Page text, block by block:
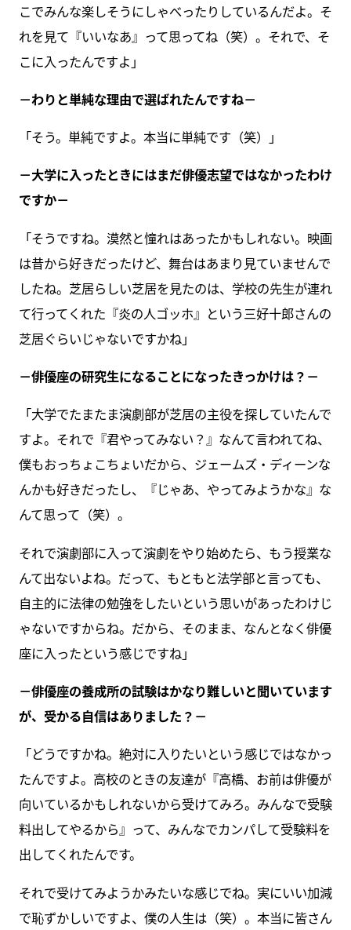
こでみんな楽しそうにしゃべったりしているんだよ。そ
れを見て『いいなあ』って思ってね（笑）。それで、そ
こに入ったんですよ」
－わりと単純な理由で選ばれたんですね－
「そう。単純ですよ。本当に単純です（笑）」
－大学に入ったときにはまだ俳優志望ではなかったわけ
ですか－
「そうですね。漠然と憧れはあったかもしれない。映画
は昔から好きだったけど、舞台はあまり見ていませんで
したね。芝居らしい芝居を見たのは、学校の先生が連れ
て行ってくれた『炎の人ゴッホ』という三好十郎さんの
芝居ぐらいじゃないですかね」
－俳優座の研究生になることになったきっかけは？－
「大学でたまたま演劇部が芝居の主役を探していたんで
すよ。それで『君やってみない？』なんて言われてね、
僕もおっちょこちょいだから、ジェームズ・ディーンな
んかも好きだったし、『じゃあ、やってみようかな』な
んて思って（笑）。
それで演劇部に入って演劇をやり始めたら、もう授業な
んて出ないよね。だって、もともと法学部と言っても、
自主的に法律の勉強をしたいという思いがあったわけじ
ゃないですからね。だから、そのまま、なんとなく俳優
座に入ったという感じですね」
－俳優座の養成所の試験はかなり難しいと聞いています
が、受かる自信はありました？－
「どうですかね。絶対に入りたいという感じではなかっ
たんですよ。高校のときの友達が『高橋、お前は俳優が
向いているかもしれないから受けてみろ。みんなで受験
料出してやるから』って、みんなでカンパして受験料を
出してくれたんです。
それで受けてみようかみたいな感じでね。実にいい加減
で恥ずかしいですよ、僕の人生は（笑）。本当に皆さん